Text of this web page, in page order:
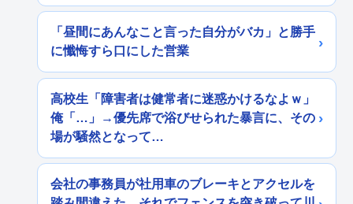
「昼間にあんなこと言った自分がバカ」と勝手
に懺悔すら口にした営業
高校生「障害者は健常者に迷惑かけるなよｗ」
俺「…」→優先席で浴びせられた暴言に、その
場が騒然となって…
会社の事務員が社用車のブレーキとアクセルを